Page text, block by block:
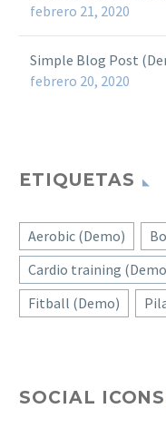
febrero 21, 2020
Simple Blog Post
febrero 20, 2020
ETIQUETAS
Aerobic (Demo)
Cardio training
Fitball (Demo)
SOCIAL ICONS